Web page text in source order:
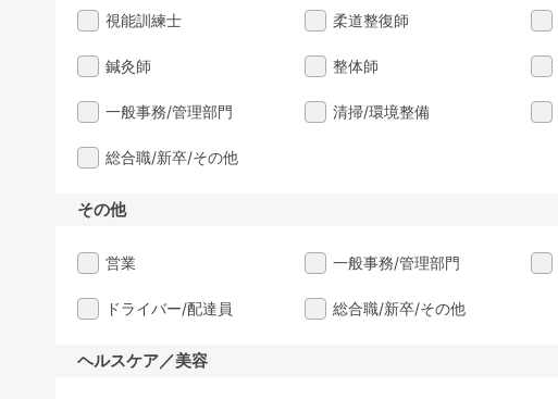
視能訓練士 柔道整復師
鍼灸師 整体師
一般事務/管理部門 清掃/環境整備
総合職/新卒/その他
その他
営業 一般事務/管理部門
ドライバー/配達員 総合職/新卒/その他
ヘルスケア／美容